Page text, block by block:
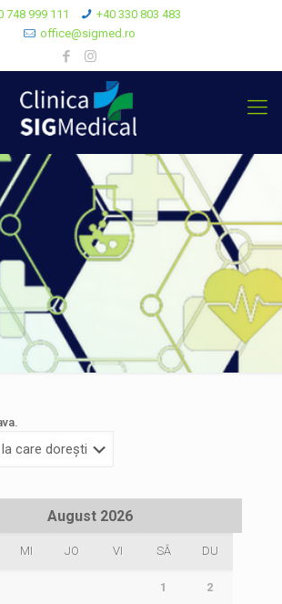
748 999 111
+40 330 803 483
office@sigmed.ro
August 2026
MI JO VI SÂ DU
1 2